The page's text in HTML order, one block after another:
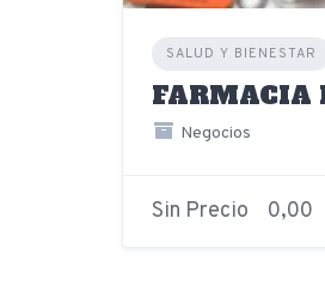
SALUD Y BIENESTAR
FARMACIA
Negocios
Sin Precio 0,00